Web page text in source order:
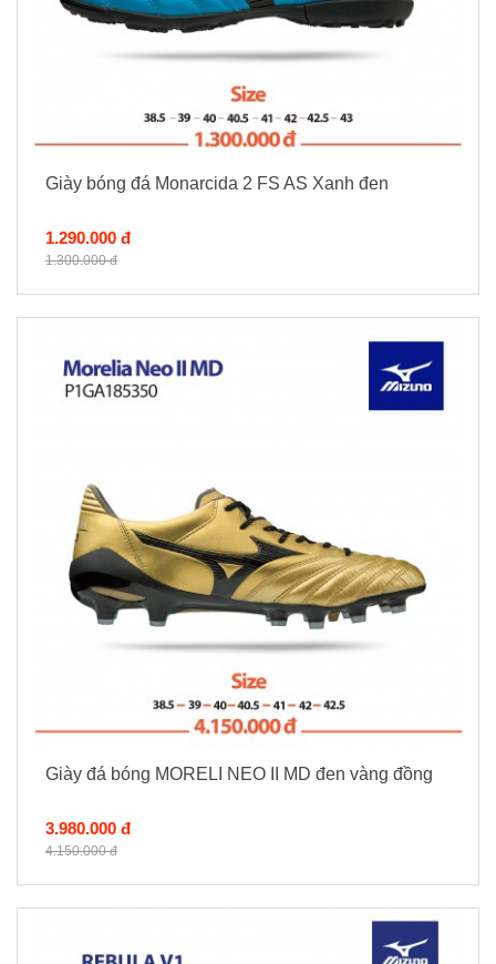
Giày bóng đá Monarcida 2 FS AS Xanh đen
1.290.000 đ
1.300.000 đ
Giày đá bóng MORELI NEO II MD đen vàng đồng
3.980.000 đ
4.150.000 đ